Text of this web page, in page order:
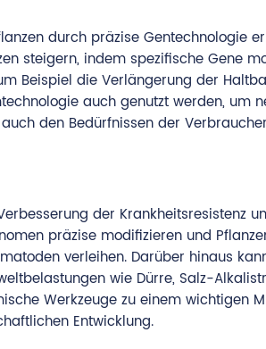
durch präzise Gentechnologie
steigern, indem spezifische Gene
Beispiel die Verlängerung der
auch genutzt werden, um
den Bedürfnissen der
der Krankheitsresistenz
präzise modifizieren und
verleihen. Darüber hinaus
wie Dürre, Salz-
Werkzeuge zu einem wichtigen
Entwicklung.